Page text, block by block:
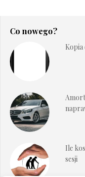
Co nowego?
Ile
sesji